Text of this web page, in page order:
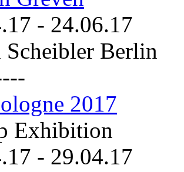
- 24.06.17
Scheibler Berlin
2017
Exhibition
- 29.04.17